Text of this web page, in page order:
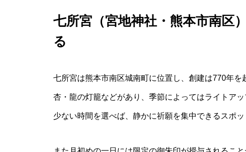
七所宮（宮地神社・熊本市南区
る
七所宮は熊本市南区城南町に位置し、創建は770年
杏・龍の灯籠などがあり、季節によってはライトア
少ない時間を選べば、静かに祈願を集中できるスポッ